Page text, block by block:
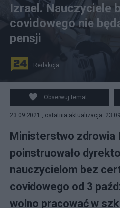
Ultraortodoksyjni Żydzi w
Izrael. Nauczyciele
covidowego nie
pensji
Redakcja
Obserwuj temat
23.09.2021 , ostatnia aktualizacja:
Ministerstwo zdrowia
poinstruowało
nauczycielom bez
covidowego od 3
wolno pracować w